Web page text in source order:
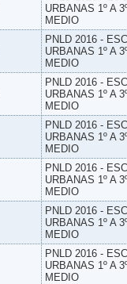
URBANAS 1º A
MEDIO
PNLD 2016 -
URBANAS 1º A
MEDIO
PNLD 2016 -
URBANAS 1º A
MEDIO
PNLD 2016 -
URBANAS 1º A
MEDIO
PNLD 2016 -
URBANAS 1º A
MEDIO
PNLD 2016 -
URBANAS 1º A
MEDIO
PNLD 2016 -
URBANAS 1º A
MEDIO